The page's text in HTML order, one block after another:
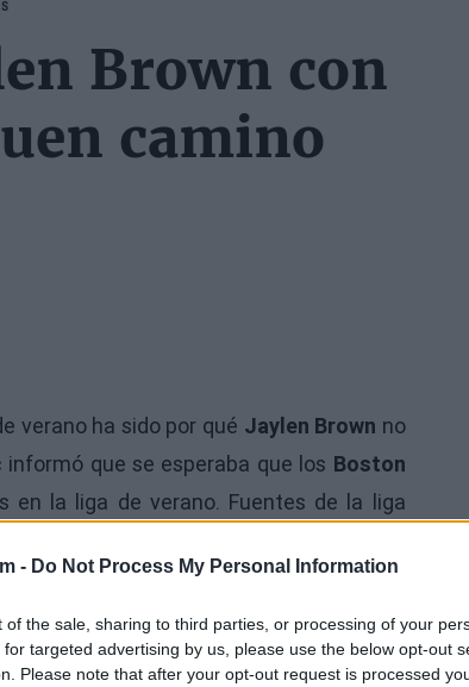
- Do Not Process My Personal Information
of the sale, sharing to third parties, or processing of your
targeted advertising by us, please use the below opt-out
Please note that after your opt-out request is processed
Brown con
camino
verano ha sido por qué Jaylen Brown no
que se esperaba que los Boston
en la liga de verano. Fuentes de la liga
con las dos partes empezando a hacer
próxima semana.